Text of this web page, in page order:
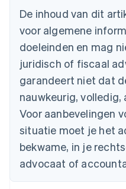
De inhoud van dit
voor algemene
doeleinden en mag
juridisch of fiscaal
garandeert niet dat
nauwkeurig,
Voor aanbevelingen
situatie moet je het
bekwame, in je
advocaat of
Nederlands Français
Brazilië
Português
Bulgarije
English
Canada
Cyprus
English
Denemarken
English
Duitsland
DeutschEnglish
English